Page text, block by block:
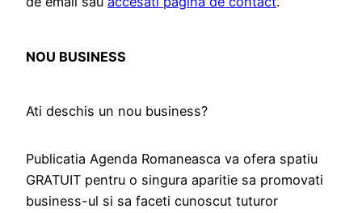
NOU BUSINESS
Ati deschis un nou business?
Publicatia Agenda Romaneasca va ofera spatiu
GRATUIT pentru o singura aparitie sa promovati
business-ul si sa faceti cunoscut tuturor